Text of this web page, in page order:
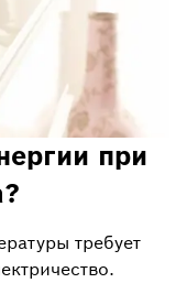
при
требует